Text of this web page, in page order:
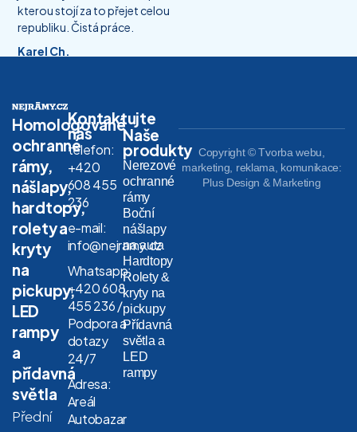
kterou stojí za to přejet celou
republiku. Čistá práce.
Karel Ch.
Homologované
ochranné
rámy,
nášlapy,
hardtopy,
rolety a
kryty
na
pickupy,
LED
rampy
a
přídavná
světla
Přední
Kontaktujte
nás
telefon:
+420
608 455
236
e-mail:
info@nejramy.cz
Whatsapp:
+420 608
455 236 /
Podpora a
dotazy
24/7
Adresa:
Areál
Autobazar
Naše
produkty
Nerezové
ochranné
rámy
Boční
nášlapy
na auta
Hardtopy
Rolety &
kryty na
pickupy
Přídavná
světla a
LED
rampy
Copyright © Tvorba webu,
marketing, reklama, komunikace:
Plus Design & Marketing